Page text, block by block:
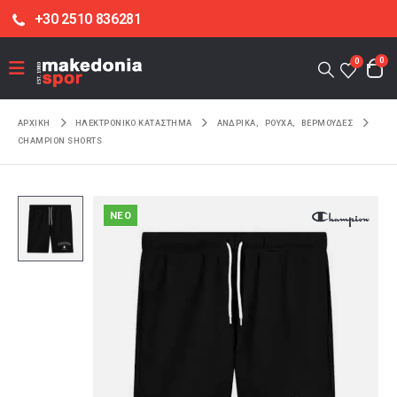
+30 2510 836281
0 0
ΑΡΧΙΚΉ ΗΛΕΚΤΡΟΝΙΚΌ ΚΑΤΆΣΤΗΜΑ ΑΝΔΡΙΚΑ ΡΟΥΧΑ
ΒΕΡΜΟΥΔΕΣ
CHAMPION SHORTS
NEO